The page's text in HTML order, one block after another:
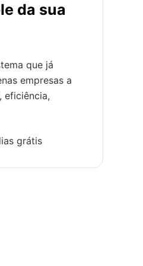
da sua
que já
empresas a
eficiência,
grátis